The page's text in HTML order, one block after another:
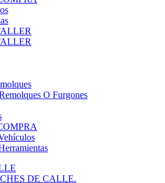
DE CALLE.
DE COCHES
LOS RECUERDOS
VEHÍCULOS DE CALLE.
RALLY.